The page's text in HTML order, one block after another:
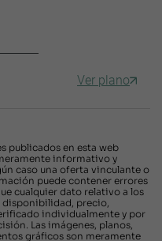
Ver plano
publicados en esta web
informativo y
caso una oferta vinculante o
puede contener errores
cualquier dato relativo a los
disponibilidad, precio,
individualmente y por
Las imágenes, planos,
gráficos son meramente